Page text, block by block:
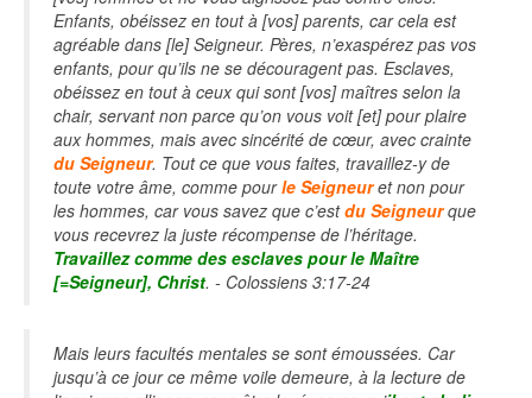
Enfants, obéissez en tout à [vos] parents, car cela est
agréable dans [le] Seigneur. Pères, n’exaspérez pas vos
enfants, pour qu’ils ne se découragent pas. Esclaves,
obéissez en tout à ceux qui sont [vos] maîtres selon la
chair, servant non parce qu’on vous voit [et] pour plaire
aux hommes, mais avec sincérité de cœur, avec crainte
du Seigneur. Tout ce que vous faites, travaillez-y de
toute votre âme, comme pourle Seigneur et non pour
les hommes, car vous savez que c’estdu Seigneurque
vous recevrez la juste récompense de l’héritage.
Travaillez comme des esclaves pour le Maître
[=Seigneur], Christ. - Colossiens 3:17-24
Mais leurs facultés mentales se sont émoussées. Car
jusqu’à ce jour ce même voile demeure, à la lecture de